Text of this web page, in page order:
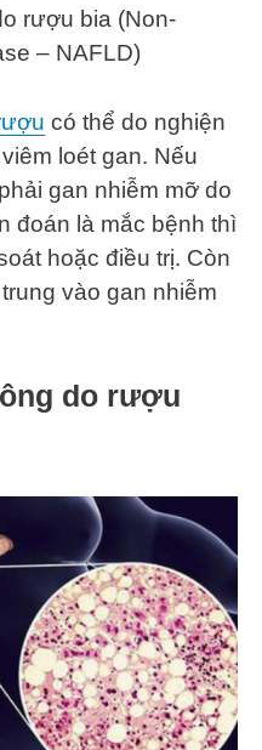
rượu bia (Non-
– NAFLD)
có thể do nghiện
loét gan. Nếu
gan nhiễm mỡ do
đoán là mắc bệnh thì
hoặc điều trị. Còn
vào gan nhiễm
do rượu